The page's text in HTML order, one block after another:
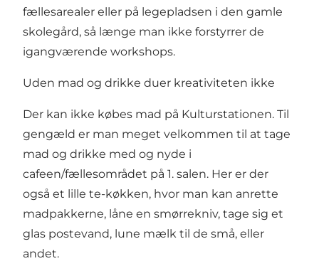
fællesarealer eller på legepladsen i den gamle
skolegård, så længe man ikke forstyrrer de
igangværende workshops.
Uden mad og drikke duer kreativiteten ikke
Der kan ikke købes mad på Kulturstationen. Til
gengæld er man meget velkommen til at tage
mad og drikke med og nyde i
cafeen/fællesområdet på 1. salen. Her er der
også et lille te-køkken, hvor man kan anrette
madpakkerne, låne en smørrekniv, tage sig et
glas postevand, lune mælk til de små, eller
andet.